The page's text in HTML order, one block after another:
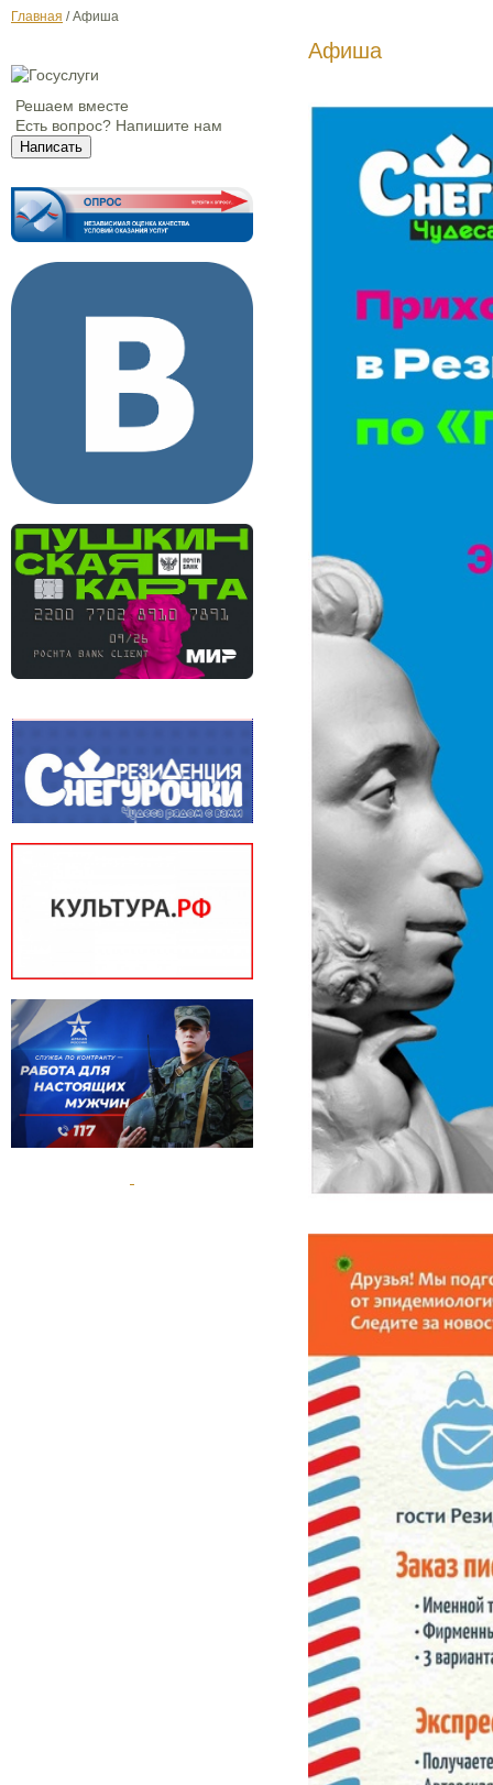
Главная / Афиша
Решаем вместе
Есть вопрос? Напишите нам
Написать
Афиша